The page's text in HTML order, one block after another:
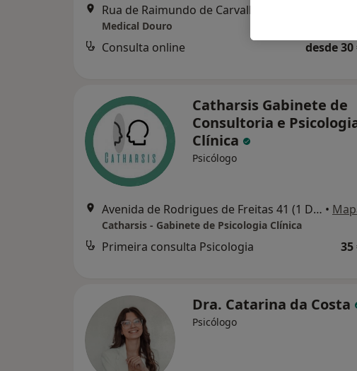
Medical Douro
Consulta online desde 30
Catharsis Gabinete de
Consultoria e
Clínica
Psicólogo
Avenida de Rodrigues de Freitas 41 (1 Direito), Porto •
Catharsis - Gabinete de Psicologia Clínica
Primeira consulta Psicologia 35
Dra. Catarina da Costa
Psicólogo